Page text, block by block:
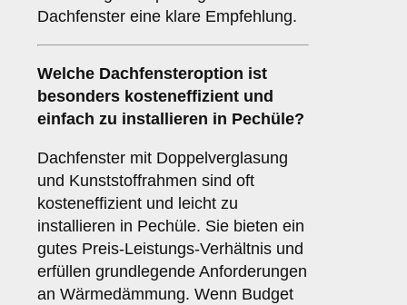
Dachfenster eine klare Empfehlung.
Welche Dachfensteroption ist
besonders kosteneffizient und
einfach zu installieren in Pechüle?
Dachfenster mit Doppelverglasung
und Kunststoffrahmen sind oft
kosteneffizient und leicht zu
installieren in Pechüle. Sie bieten ein
gutes Preis-Leistungs-Verhältnis und
erfüllen grundlegende Anforderungen
an Wärmedämmung. Wenn Budget